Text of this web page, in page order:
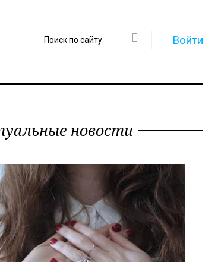
Войти
Регистрация
новости